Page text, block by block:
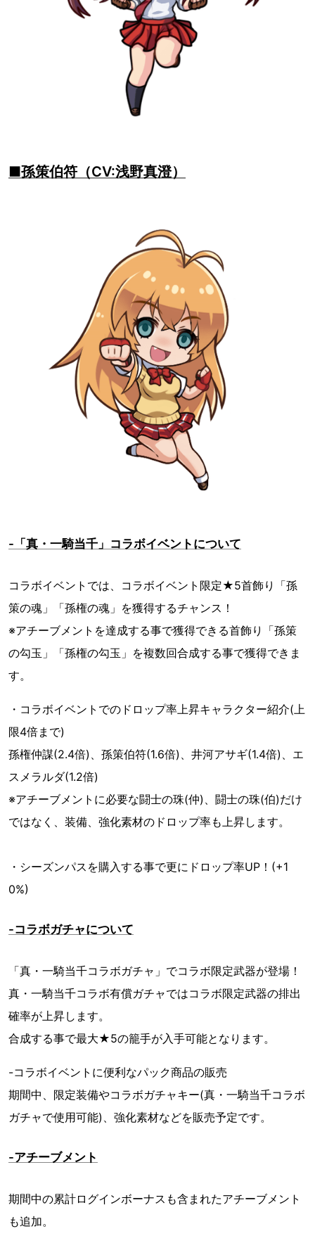
■孫策伯符（CV:浅野真澄）
-「真・一騎当千」コラボイベントについて
コラボイベントでは、コラボイベント限定★5首飾り「孫
策の魂」「孫権の魂」を獲得するチャンス！
※アチーブメントを達成する事で獲得できる首飾り「孫策
の勾玉」「孫権の勾玉」を複数回合成する事で獲得できま
す。
・コラボイベントでのドロップ率上昇キャラクター紹介(上
限4倍まで)
孫権仲謀(2.4倍)、孫策伯符(1.6倍)、井河アサギ(1.4倍)、エ
スメラルダ(1.2倍)
※アチーブメントに必要な闘士の珠(仲)、闘士の珠(伯)だけ
ではなく、装備、強化素材のドロップ率も上昇します。
・シーズンパスを購入する事で更にドロップ率UP！(+1
0%)
-コラボガチャについて
「真・一騎当千コラボガチャ」でコラボ限定武器が登場！
真・一騎当千コラボ有償ガチャではコラボ限定武器の排出
確率が上昇します。
合成する事で最大★5の籠手が入手可能となります。
-コラボイベントに便利なパック商品の販売
期間中、限定装備やコラボガチャキー(真・一騎当千コラボ
ガチャで使用可能)、強化素材などを販売予定です。
-アチーブメント
期間中の累計ログインボーナスも含まれたアチーブメント
も追加。